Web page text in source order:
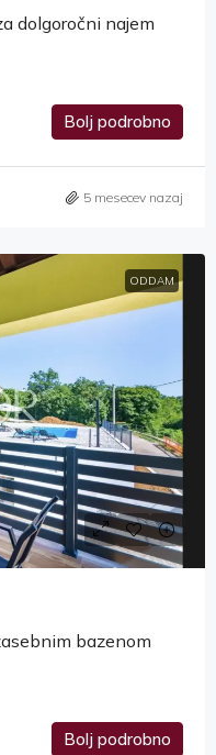
dolgoročni najem
Bolj podrobno
5 mesecev nazaj
ODDAM
bazenom
Bolj podrobno